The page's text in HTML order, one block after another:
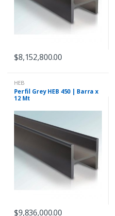
$8,152,800.00
HEB
Perfil Grey HEB 450 | Barra x
12 Mt
$9,836,000.00